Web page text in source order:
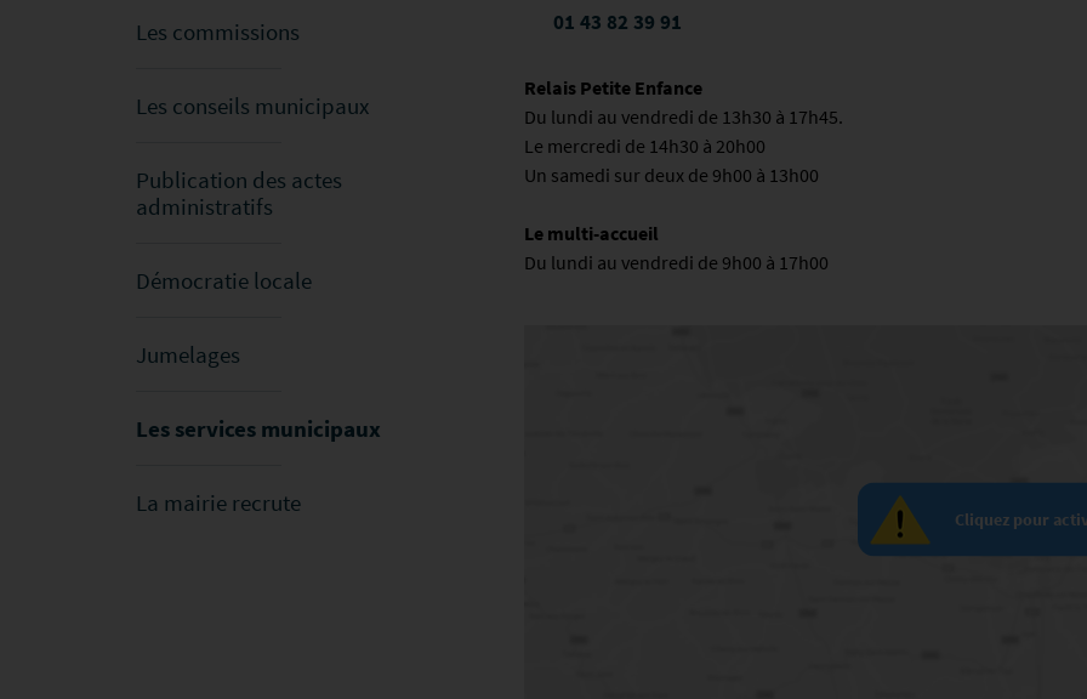
01 43 82 39 91
Relais Petite Enfance
Du lundi au vendredi de 13h30 à 17h45.
Le mercredi de 14h30 à 20h00
Un samedi sur deux de 9h00 à 13h00
Le multi-accueil
Du lundi au vendredi de 9h00 à 17h00
Cliquez pour
Les commissions
Les conseils municipaux
Publication des actes
administratifs
Démocratie locale
Jumelages
Les services municipaux
La mairie recrute